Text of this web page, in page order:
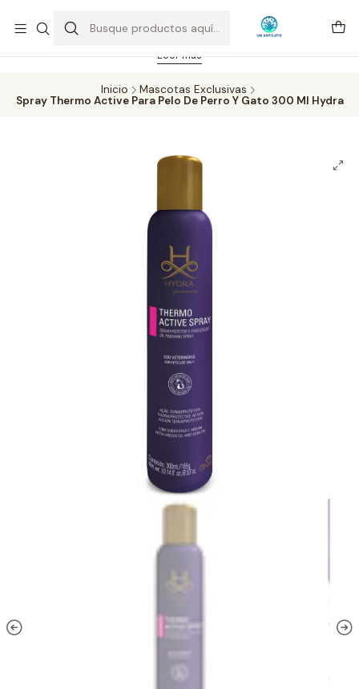
Feriado 21-05-2026 atención hasta las 14 hrs. Envío GRATIS mismo
día solo área Metropolitana Santiago por compras desde CLP 39.900.
Pedidos hasta 16 hrs., sábados y domingos hasta 14 hrs.
Leer más
Inicio
Mascotas Exclusivas
Spray Thermo Active Para Pelo De Perro Y Gato 300 Ml Hydra